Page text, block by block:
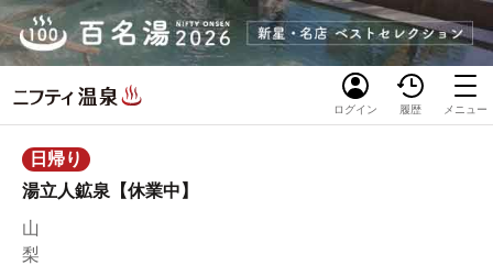
ログイン 履歴 メニュー
日帰り
湯立人鉱泉【休業中】
山
梨